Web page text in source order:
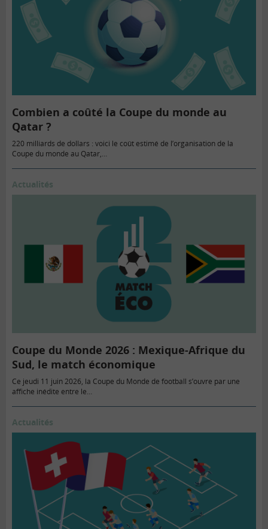
Combien a coûté la Coupe du monde au
Qatar ?
220 milliards de dollars : voici le coût estimé de l’organisation de la
Coupe du monde au Qatar,…
Actualités
Coupe du Monde 2026 : Mexique-Afrique du
Sud, le match économique
Ce jeudi 11 juin 2026, la Coupe du Monde de football s’ouvre par une
affiche inédite entre le…
Actualités